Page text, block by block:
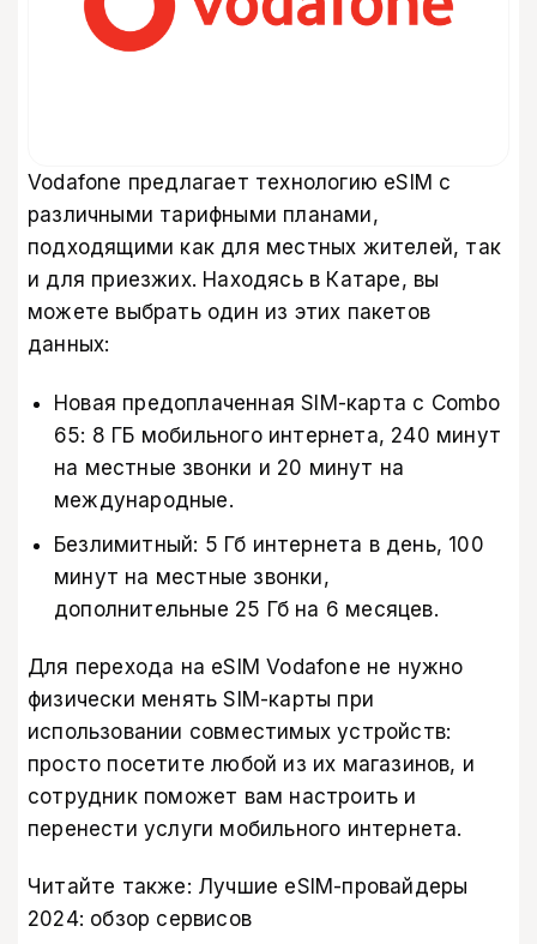
Vodafone предлагает технологию eSIM с
различными тарифными планами,
подходящими как для местных жителей, так
и для приезжих. Находясь в Катаре, вы
можете выбрать один из этих пакетов
данных:
Новая предоплаченная SIM-карта с Combo
65: 8 ГБ мобильного интернета, 240 минут
на местные звонки и 20 минут на
международные.
Безлимитный: 5 Гб интернета в день, 100
минут на местные звонки,
дополнительные 25 Гб на 6 месяцев.
Для перехода на eSIM Vodafone не нужно
физически менять SIM-карты при
использовании совместимых устройств:
просто посетите любой из их магазинов, и
сотрудник поможет вам настроить и
перенести услуги мобильного интернета.
Читайте также: Лучшие eSІМ-провайдеры
2024: обзор сервисов